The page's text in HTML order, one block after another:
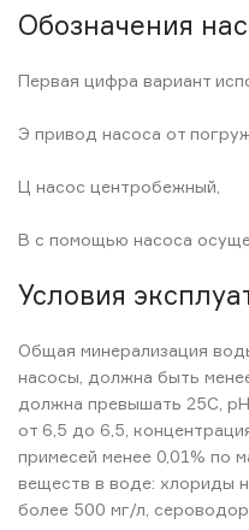
Обозначения
Первая цифра вариант
Э привод насоса от
Ц насос центробежный,
В с помощью насоса
Условия
Общая минерализация
насосы, должна быть
должна превышать 25С,
от 6,5 до 6,5,
примесей менее 0,01% по
веществ в воде: хлориды
более 500 мг/л,